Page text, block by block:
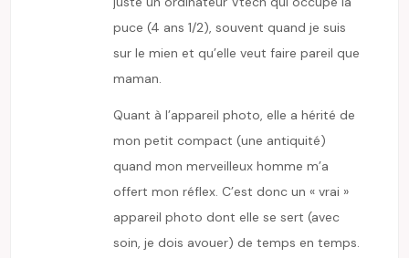
puce (4 ans 1/2), souvent quand je suis
sur le mien et qu’elle veut faire pareil que
maman.
Quant à l’appareil photo, elle a hérité de
mon petit compact (une antiquité)
quand mon merveilleux homme m’a
offert mon réflex. C’est donc un « vrai »
appareil photo dont elle se sert (avec
soin, je dois avouer) de temps en temps.